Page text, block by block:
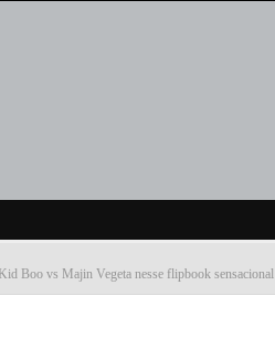
Kid Boo vs Majin Vegeta nesse flipbook sensacional